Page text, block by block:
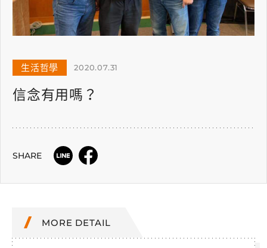
生活哲學 2020.07.31
信念有用嗎？
SHARE
MORE DETAIL